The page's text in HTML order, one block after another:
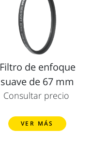
Filtro de enfoque
suave de 67 mm
Consultar precio
VER MÁS